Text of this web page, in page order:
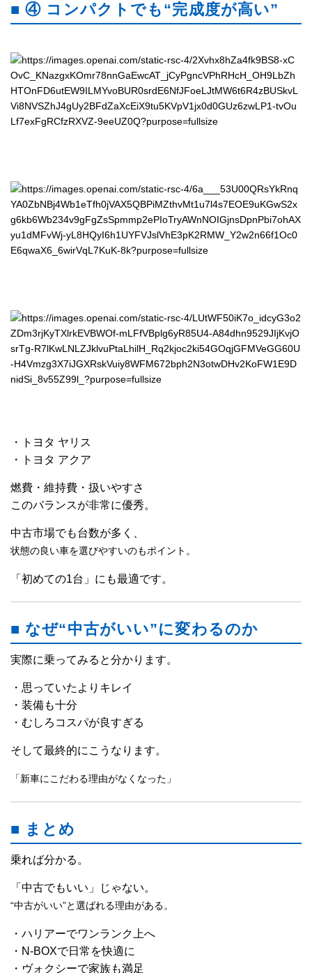
■ ④ コンパクトでも“完成度が高い”
・トヨタ ヤリス
・トヨタ アクア
燃費・維持費・扱いやすさ
このバランスが非常に優秀。
中古市場でも台数が多く、
状態の良い車を選びやすいのもポイント。
「初めての1台」にも最適です。
■ なぜ“中古がいい”に変わるのか
実際に乗ってみると分かります。
・思っていたよりキレイ
・装備も十分
・むしろコスパが良すぎる
そして最終的にこうなります。
「新車にこだわる理由がなくなった」
■ まとめ
乗れば分かる。
「中古でもいい」じゃない。
“中古がいい”と選ばれる理由がある。
・ハリアーでワンランク上へ
・N-BOXで日常を快適に
・ヴォクシーで家族も満足